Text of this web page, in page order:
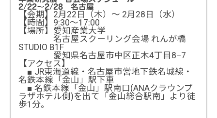
2/22～2/28 名古屋
【会期】2月22日（木）～ 2月28日（水）
【時間】9:30～17:00
【場所】愛知産業大学
名古屋スクーリング会場 れんが橋
STUDIO B1F
愛知県名古屋市中区正木4丁目8−7
【アクセス】
■ JR東海道線・名古屋市営地下鉄名城線・
名鉄本線「金山」駅下車
■ 名鉄本線「金山」駅南口(ANAクラウンプ
ラザホテル側)を出て「金山総合駅南」より徒
歩1分。